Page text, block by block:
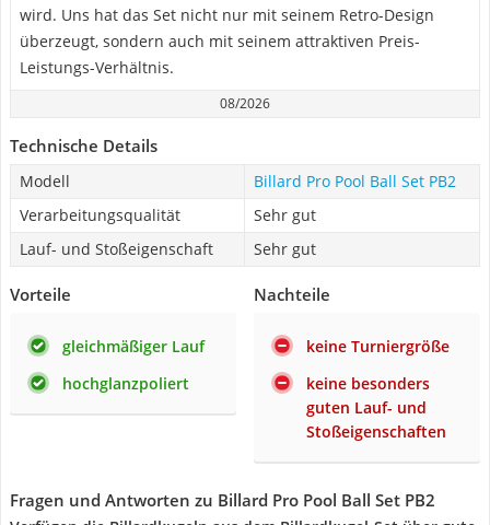
wird. Uns hat das Set nicht nur mit seinem Retro-Design
überzeugt, sondern auch mit seinem attraktiven Preis-
Leistungs-Verhältnis.
08/2026
Technische Details
Modell
Billard Pro Pool Ball Set PB2
Verarbeitungsqualität
Sehr gut
Lauf- und Stoßeigenschaft
Sehr gut
Vorteile
gleichmäßiger Lauf
hochglanzpoliert
Nachteile
keine Turniergröße
keine besonders
guten Lauf- und
Stoßeigenschaften
Fragen und Antworten zu Billard Pro Pool Ball Set PB2